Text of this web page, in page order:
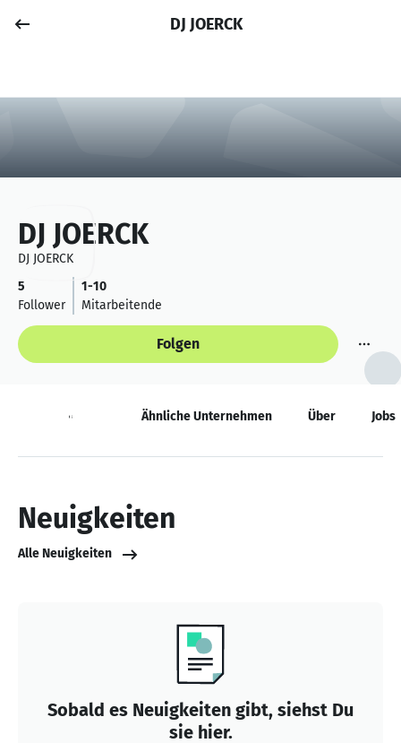
Anmelden
DJ JOERCK
DJ JOERCK
DJ JOERCK
5
Follower
1-10
Mitarbeitende
Folgen
Neuigkeiten Ähnliche Unternehmen Über Jobs
Neuigkeiten
Alle Neuigkeiten
Sobald es Neuigkeiten gibt, siehst Du
sie hier.